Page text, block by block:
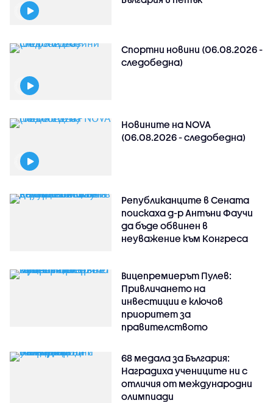
Спортни новини (06.08.2026 -
следобедна)
Новините на NOVA
(06.08.2026 - следобедна)
Републиканците в Сената
поискаха д-р Антъни Фаучи
да бъде обвинен в
неуважение към Конгреса
Вицепремиерът Пулев:
Привличането на
инвестиции е ключов
приоритет за
правителството
68 медала за България:
Наградиха учениците ни с
отличия от международни
олимпиади